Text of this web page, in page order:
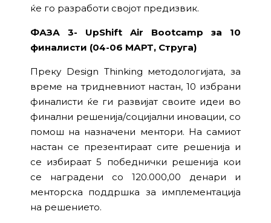
ќе го разработи својот предизвик.
ФАЗА 3- UpShift Air Bootcamp за 10
финалисти (04-06 МАРТ, Струга)
Преку Design Thinking методологијата, за
време на тридневниот настан, 10 избрани
финалисти ќе ги развијат своите идеи во
финални решенија/социјални иновации, со
помош на назначени ментори. На самиот
настан се презентираат сите решенија и
се избираат 5 победнички решенија кои
се наградени со 120.000,00 денари и
менторска поддршка за имплементација
на решението.